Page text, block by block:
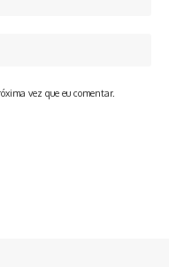
vez que eu comentar.